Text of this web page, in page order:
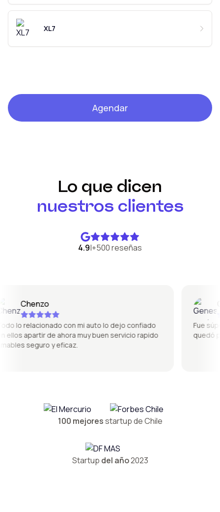
XL7
Agendar
Lo que dicen
nuestros clientes
4.9|+500 reseñas
Chenzo
lo relacionado con mi auto lo dejo confiado
apartir de ahora muy buen servicio rapido
seguro y eficaz.
Fue súper
quedó
100 mejoresstartup de Chile
Startup del año2023